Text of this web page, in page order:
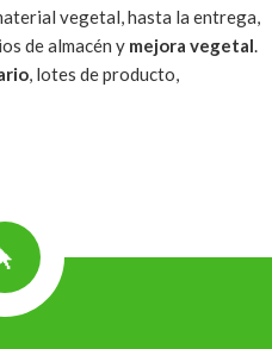
vegetal, hasta la entrega,
de almacén y mejora vegetal
, lotes de producto,